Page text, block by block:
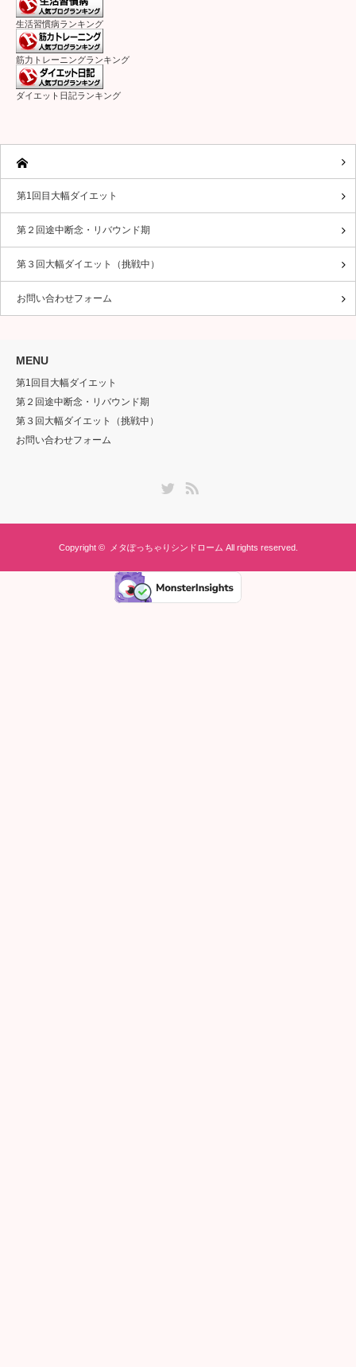
生活習慣病ランキング
筋力トレーニングランキング
ダイエット日記ランキング
第1回目大幅ダイエット
第２回途中断念・リバウンド期
第３回大幅ダイエット（挑戦中）
お問い合わせフォーム
MENU
第1回目大幅ダイエット
第２回途中断念・リバウンド期
第３回大幅ダイエット（挑戦中）
お問い合わせフォーム
Copyright © メタぽっちゃりシンドローム All rights reserved.